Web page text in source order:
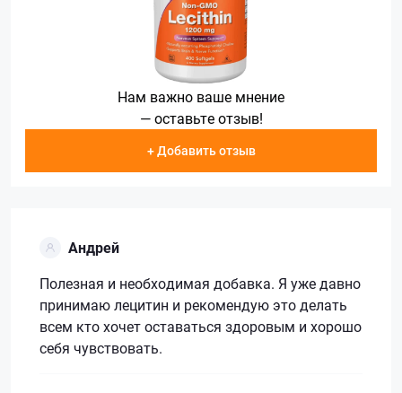
Нам важно ваше мнение
— оставьте отзыв!
+ Добавить отзыв
Андрей
Полезная и необходимая добавка. Я уже давно
принимаю лецитин и рекомендую это делать
всем кто хочет оставаться здоровым и хорошо
себя чувствовать.